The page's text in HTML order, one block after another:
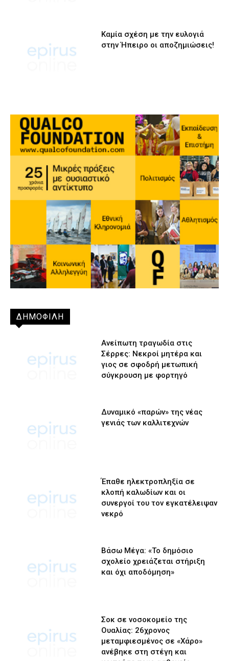
Καμία σχέση με την ευλογιά
στην Ήπειρο οι αποζημιώσεις!
ΔΗΜΟΦΙΛΗ
Ανείπωτη τραγωδία στις
Σέρρες: Νεκροί μητέρα και
γιος σε σφοδρή μετωπική
σύγκρουση με φορτηγό
Δυναμικό «παρών» της νέας
γενιάς των καλλιτεχνών
Έπαθε ηλεκτροπληξία σε
κλοπή καλωδίων και οι
συνεργοί του τον εγκατέλειψαν
νεκρό
Βάσω Μέγα: «Το δημόσιο
σχολείο χρειάζεται στήριξη
και όχι αποδόμηση»
Σοκ σε νοσοκομείο της
Ουαλίας: 26χρονος
μεταμφιεσμένος σε «Χάρο»
ανέβηκε στη στέγη και